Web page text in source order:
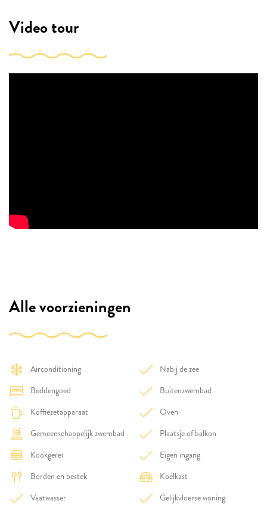
Video tour
Alle voorzieningen
Airconditioning
Beddengoed
Koffiezetapparaat
Gemeenschappelijk zwembad
Kookgerei
Borden en bestek
Vaatwasser
Nabij de zee
Buitenzwembad
Oven
Plaatsje of balkon
Eigen ingang
Koelkast
Gelijkvloerse woning